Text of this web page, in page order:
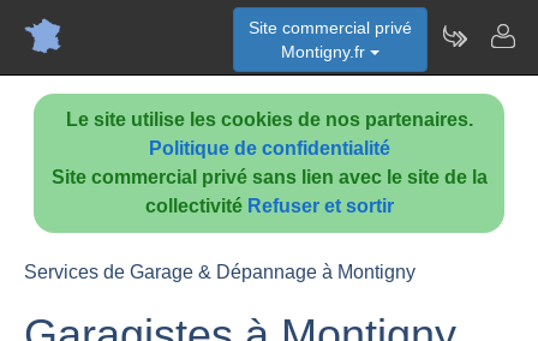
Le site utilise les cookies de nos partenaires.
Politique de confidentialité
Site commercial privé sans lien avec le site de la
collectivité Refuser et sortir
Site commercial privé
Montigny.fr
Services de Garage & Dépannage à Montigny